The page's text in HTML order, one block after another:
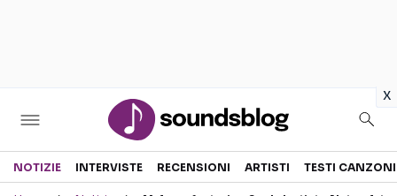
x
Sezioni
NOTIZIE INTERVISTE RECENSIONI ARTISTI TESTI CANZONI